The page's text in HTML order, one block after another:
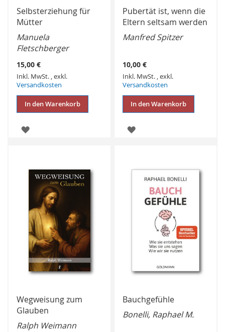
Selbsterziehung für
Mütter
Manuela
Fletschberger
15,00 €
Inkl. MwSt. ,exkl.
Versandkosten
In den Warenkorb
ZUR
Pubertät ist, wenn die
Eltern seltsam werden
Manfred Spitzer
10,00 €
Inkl. MwSt. ,exkl.
Versandkosten
In den Warenkorb
ZUR
Wegweisung zum
Glauben
Ralph Weimann
Bauchgefühle
Bonelli, Raphael M.